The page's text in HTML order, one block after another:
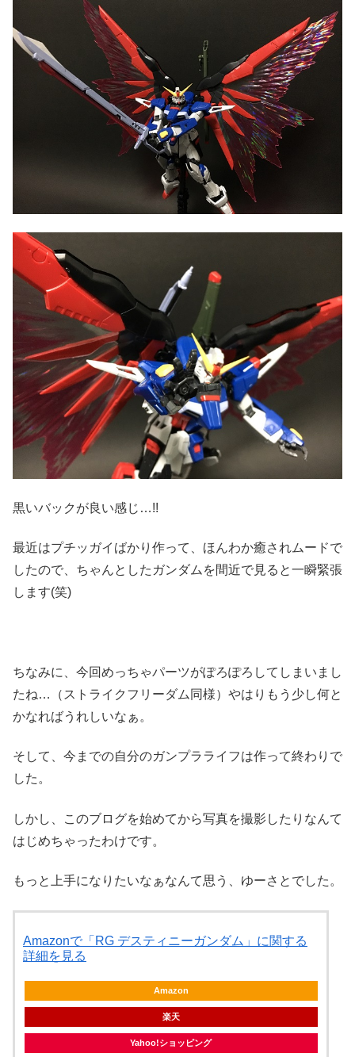
黒いバックが良い感じ…!!
最近はプチッガイばかり作って、ほんわか癒されムードで
したので、ちゃんとしたガンダムを間近で見ると一瞬緊張
します(笑)
ちなみに、今回めっちゃパーツがぽろぽろしてしまいまし
たね…（ストライクフリーダム同様）やはりもう少し何と
かなればうれしいなぁ。
そして、今までの自分のガンプラライフは作って終わりで
した。
しかし、このブログを始めてから写真を撮影したりなんて
はじめちゃったわけです。
もっと上手になりたいなぁなんて思う、ゆーさとでした。
Amazonで「RG デスティニーガンダム」に関する
詳細を見る
Amazon
楽天
Yahoo!ショッピング